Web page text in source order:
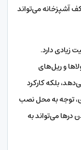
کف آشپزخانه می‌تواند
زیادی دارد.
و ریل‌های
بلکه کارکرد
توجه به محل نصب
درها می‌تواند به